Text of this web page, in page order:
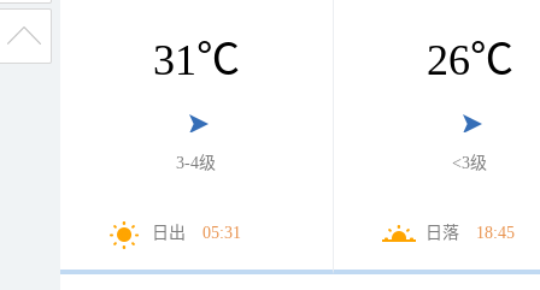
31℃
3-4级
日出 05:31
26℃
<3级
日落 18:45